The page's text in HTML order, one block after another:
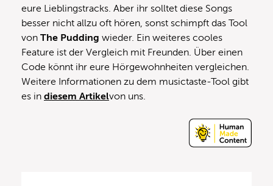
eure Lieblingstracks. Aber ihr solltet diese Songs
besser nicht allzu oft hören, sonst schimpft das Tool
von The Pudding wieder. Ein weiteres cooles
Feature ist der Vergleich mit Freunden. Über einen
Code könnt ihr eure Hörgewohnheiten vergleichen.
Weitere Informationen zu dem musictaste-Tool gibt
es in diesem Artikelvon uns.